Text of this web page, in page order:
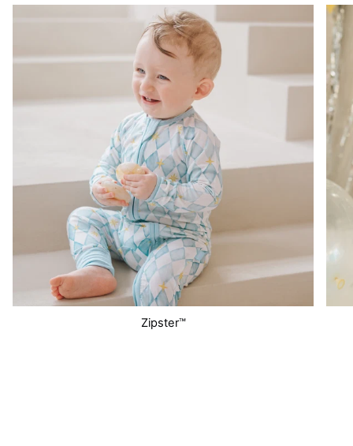
Zipster™